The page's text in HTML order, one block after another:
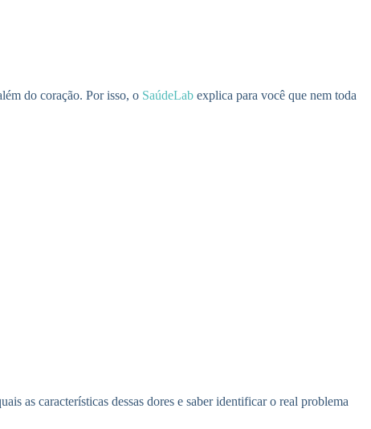
do coração. Por isso, o SaúdeLab explica para você que nem toda
as características dessas dores e saber identificar o real problema